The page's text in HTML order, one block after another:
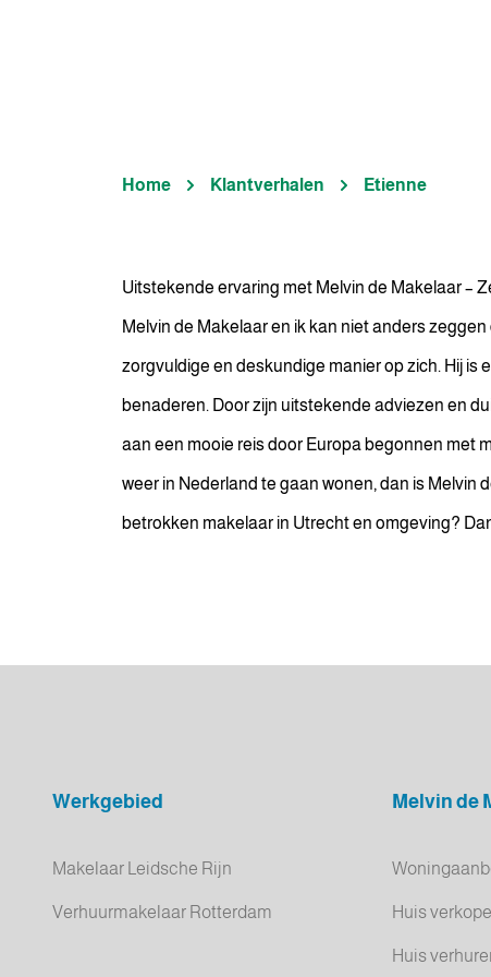
Home Klantverhalen Etienne
Uitstekende ervaring met Melvin de Makelaar –
Melvin de Makelaar en ik kan niet anders
zorgvuldige en deskundige manier op zich. Hij
benaderen. Door zijn uitstekende adviezen en
aan een mooie reis door Europa begonnen met
weer in Nederland te gaan wonen, dan is Melvin
betrokken makelaar in Utrecht en omgeving?
Werkgebied
Makelaar Leidsche Rijn
Verhuurmakelaar Rotterdam
Melvin de
Huis
Huis